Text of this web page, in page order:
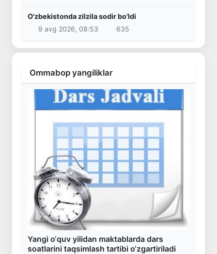
O'zbekistonda zilzila sodir bo'ldi
9 avg 2026, 08:53
635
Ommabop yangiliklar
Yangi o‘quv yilidan maktablarda dars
soatlarini taqsimlash tartibi o‘zgartiriladi